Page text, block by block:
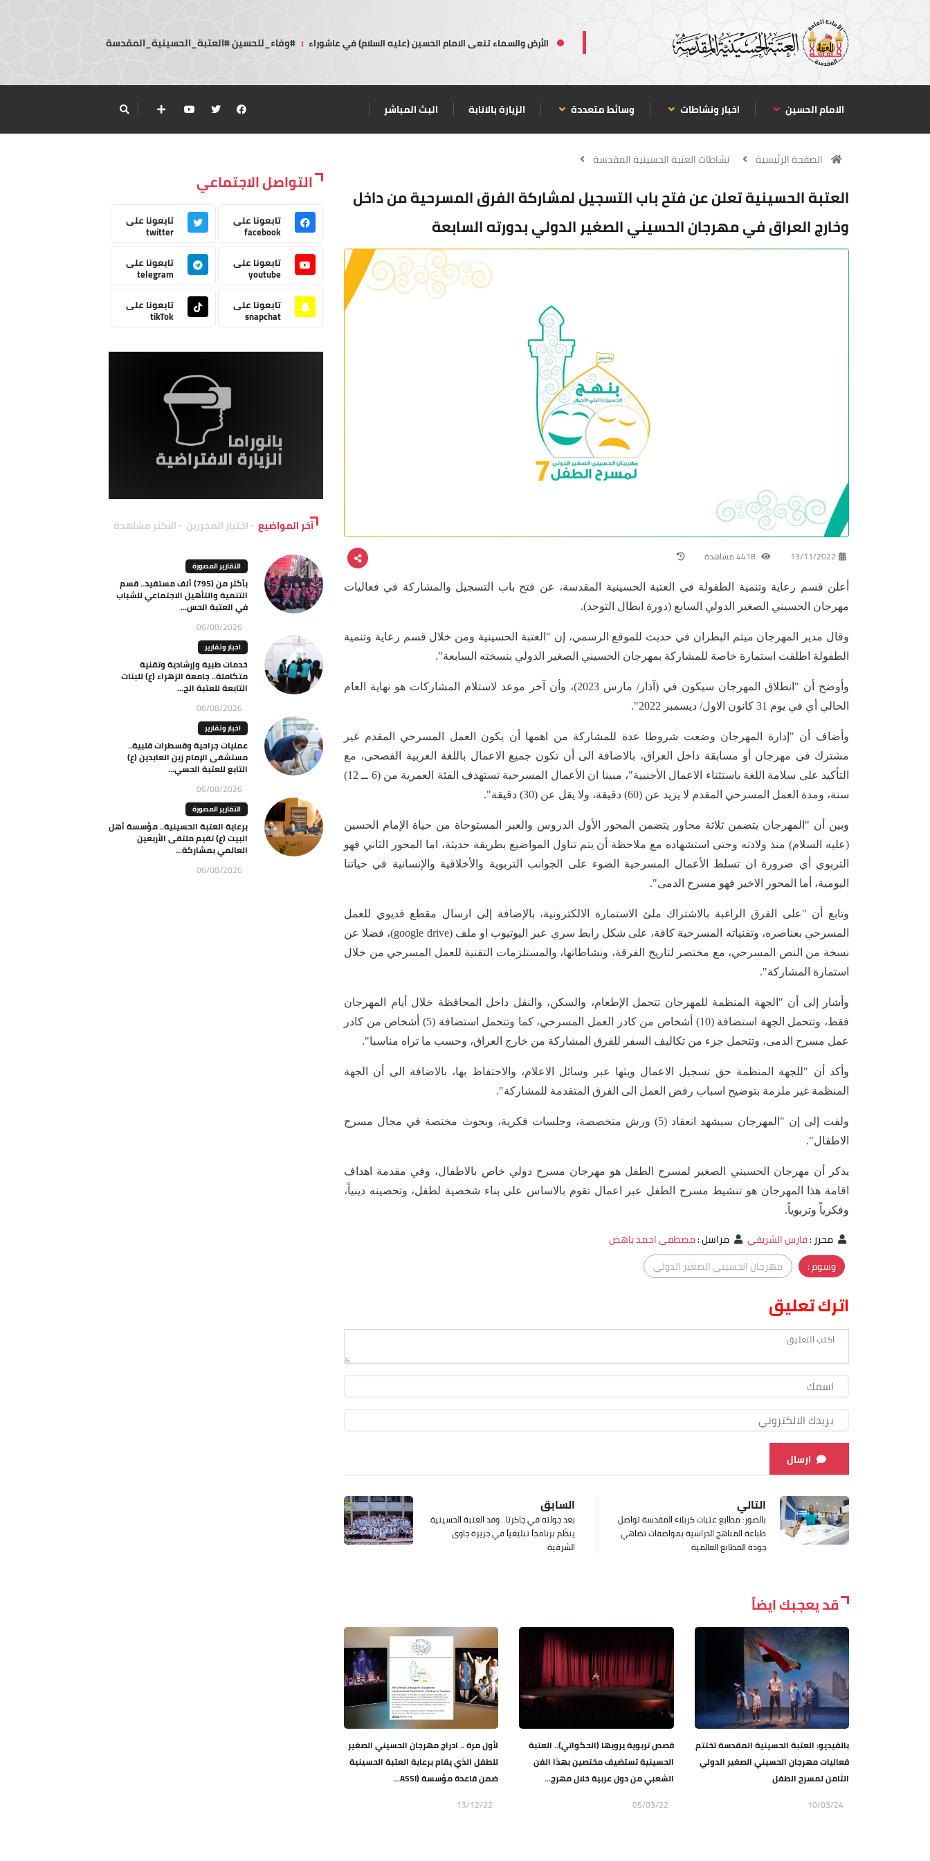
الأرض والسماء تنعى الامام الحسين (عليه السلام) في عاشوراء : #وفاء_للحسين #العتبة_الحسينية_المقدسة
الامام الحسين اخبار ونشاطات وسائط متعددة الزيارة بالانابة البث المباشر
الصفحة الرئيسية نشاطات العتبة الحسينية المقدسة
العتبة الحسينية تعلن عن فتح باب التسجيل لمشاركة الفرق المسرحية من داخل
وخارج العراق في مهرجان الحسيني الصغير الدولي بدورته السابعة
13/11/2022
أعلن قسم رعاية وتنمية الطفولة في العتبة الحسينية المقدسة، عن فتح باب التسجيل والمشاركة في فعاليات
مهرجان الحسيني الصغير الدولي السابع (دورة ابطال التوحد).
وقال مدير المهرجان ميثم البطران في حديث للموقع الرسمي، إن "العتبة الحسينية ومن خلال قسم رعاية وتنمية
الطفولة اطلقت استمارة خاصة للمشاركة بمهرجان الحسيني الصغير الدولي بنسخته السابعة".
وأوضح أن "انطلاق المهرجان سيكون في (آذار/ مارس 2023)، وأن آخر موعد لاستلام المشاركات هو نهاية العام
الحالي أي في يوم 31 كانون الاول/ ديسمبر 2022".
وأضاف أن "إدارة المهرجان وضعت شروطا عدة للمشاركة من اهمها أن يكون العمل المسرحي المقدم غير
مشترك في مهرجان أو مسابقة داخل العراق، بالاضافة الى أن تكون جميع الاعمال باللغة العربية الفصحى، مع
التأكيد على سلامة اللغة باستثناء الاعمال الأجنبية"، مبينا ان الأعمال المسرحية تستهدف الفئة العمرية من (6 ــ 12)
سنة، ومدة العمل المسرحي المقدم لا يزيد عن (60) دقيقة، ولا يقل عن (30) دقيقة".
وبين أن "المهرجان يتضمن ثلاثة محاور يتضمن المحور الأول الدروس والعبر المستوحاة من حياة الإمام الحسين
(عليه السلام) منذ ولادته وحتى استشهاده مع ملاحظة أن يتم تناول المواضيع بطريقة حديثة، اما المحور الثاني فهو
التربوي أي ضرورة ان تسلط الأعمال المسرحية الضوء على الجوانب التربوية والأخلاقية والإنسانية في حياتنا
اليومية، أما المحور الاخير فهو مسرح الدمى".
وتابع أن "على الفرق الراغبة بالاشتراك ملئ الاستمارة الالكترونية، بالإضافة إلى ارسال مقطع فديوي للعمل
المسرحي بعناصره، وتقنياته المسرحية كافة، على شكل رابط سري عبر اليوتيوب او ملف (google drive)، فضلا عن
نسخة من النص المسرحي، مع مختصر لتاريخ الفرقة، ونشاطاتها، والمستلزمات التقنية للعمل المسرحي من خلال
استمارة المشاركة".
وأشار إلى أن "الجهة المنظمة للمهرجان تتحمل الإطعام، والسكن، والنقل داخل المحافظة خلال أيام المهرجان
فقط، وتتحمل الجهة استضافة (10) أشخاص من كادر العمل المسرحي، كما وتتحمل استضافة (5) أشخاص من كادر
عمل مسرح الدمى، وتتحمل جزء من تكاليف السفر للفرق المشاركة من خارج العراق، وحسب ما تراه مناسبا".
وأكد أن "للجهة المنظمة حق تسجيل الاعمال وبثها عبر وسائل الاعلام، والاحتفاظ بها، بالاضافة الى أن الجهة
المنظمة غير ملزمة بتوضيح اسباب رفض العمل الى الفرق المتقدمة للمشاركة".
ولفت إلى إن "المهرجان سيشهد انعقاد (5) ورش متخصصة، وجلسات فكرية، وبحوث مختصة في مجال مسرح
الاطفال".
يذكر أن مهرجان الحسيني الصغير لمسرح الطفل هو مهرجان مسرح دولي خاص بالاطفال، وفي مقدمة اهداف
اقامة هذا المهرجان هو تنشيط مسرح الطفل عبر اعمال تقوم بالاساس على بناء شخصية لطفل، وتحصينه دينياً،
وفكرياً وتربوياً.
محرر:فارس الشريفي مراسل:مصطفى احمد باهض
وسوم :
مهرجان الحسيني الصغير الدولي
اترك تعليق
ارسال
السابق
بعد جولته في جاكرتا.. وفد العتبة الحسينية
ينظّم برنامجاً تبليغياً في جزيرة جاوى
الشرقية
التالي
بالصور: مطابع عتبات كربلاء المقدسة تواصل
طباعة المناهج الدراسية بمواصفات تضاهي
جودة المطابع العالمية
قد يعجبك ايضاً
بالفيديو: العتبة الحسينية المقدسة تختتم
فعاليات مهرجان الحسيني الصغير الدولي
الثامن لمسرح الطفل
10/03/24
قصص تربوية يرويها (الحكواتي).. العتبة
الحسينية تستضيف مختصين بهذا الفن
الشعبي من دول عربية خلال مهرج...
05/03/22
لأول مرة .. ادراج مهرجان الحسيني الصغير
للطفل الذي يقام برعاية العتبة الحسينية
ضمن قاعدة مؤسسة (ASSI...
13/12/22
التواصل الاجتماعي
تابعونا على
facebook
تابعونا على
twitter
تابعونا على
youtube
تابعونا على
telegram
تابعونا على
snapchat
تابعونا على
tikTok
آخر المواضيع اختيار المحررين الاكثر مشاهدة
التقارير المصورة
بأكثر من (795) ألف مستفيد.. قسم
التنمية والتأهيل الاجتماعي للشباب
في العتبة الحس...
06/08/2026
اخبار وتقارير
خدمات طبية وإرشادية وتقنية
متكاملة.. جامعة الزهراء (ع) للبنات
التابعة للعتبة الح...
06/08/2026
اخبار وتقارير
عمليات جراحية وقسطرات قلبية..
مستشفى الإمام زين العابدين (ع)
التابع للعتبة الحسي...
06/08/2026
التقارير المصورة
برعاية العتبة الحسينية.. مؤسسة أهل
البيت (ع) تقيم ملتقى الأربعين
العالمي بمشاركة...
06/08/2026